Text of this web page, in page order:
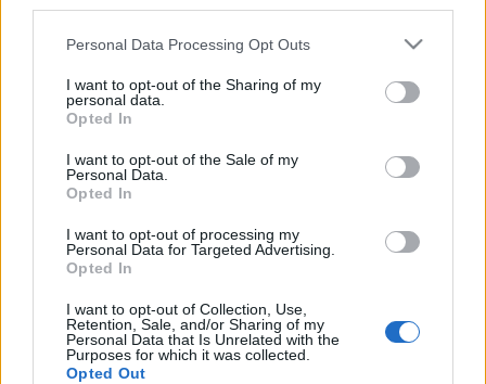
Please note that this website/app uses one or more Google
not limited to your visit or usage behaviour. You may click to
grant or deny consent to Google and its third-party tags to
use your data for below specified purposes in below Google
consent section.
Personal Data Processing Opt Outs
I want to opt-out of the Sharing of my
personal data.
Opted In
I want to opt-out of the Sale of my
Personal Data.
Opted In
I want to opt-out of processing my
Personal Data for Targeted Advertising.
Opted In
I want to opt-out of Collection, Use,
Retention, Sale, and/or Sharing of my
Personal Data that Is Unrelated with the
Purposes for which it was collected.
Opted Out
A Szerelmes Shakespeare című mozibanJoseph
Fiennesalakította az alkotói válságban szenvedő
Gwyneth Paltrow
pedig elérhetetlennek
tűnő szerelmét. Az 1998-as produkció összesen hét
Oscar-díjat kapott, köztük a legjobb filmnek járó
aranyszobrocskát.
A színházi adaptációt a Disney Theatrical
Productions és a Sonia Friedman Productions jegyzi.
A londoni Noel Coward Theatre repertoárjába
kerülő darab próbaelőadásai a jövő júliusban
lesznek.